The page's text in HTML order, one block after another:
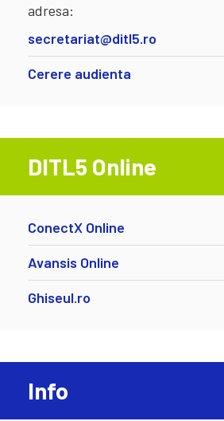
adresa:
secretariat@ditl5.ro
Cerere audienta
DITL5 Online
ConectX Online
Avansis Online
Ghiseul.ro
Info